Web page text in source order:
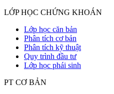
LỚP HỌC CHỨNG KHOÁN
Lớp học căn bản
Phân tích cơ bản
Phân tích kỹ thuật
Quy trình đầu tư
Lớp học phái sinh
PT CƠ BẢN